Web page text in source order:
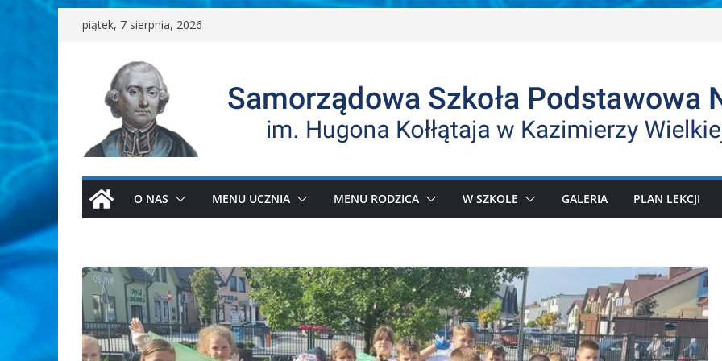
Przejdźpiątek, 7 sierpnia, 2026
O NAS MENU UCZNIA MENU RODZICA W SZKOLE GALERIA PLAN LEKCJI